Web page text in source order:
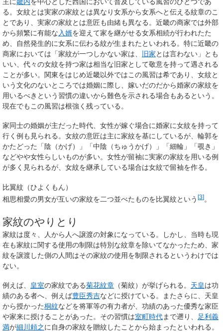
る。女紋とは実家の家紋とは異なり女系から女系へと伝える紋章のこ
とであり、実家の家紋とは意匠も由緒も異なる。近畿の商家では外部
から頻繁に有能な 入婿を迎えて家を継がせる女系相続が行われたた
め、自然発生的に女系に伝わる紋が生まれたといわれる。特に近畿の
商家においては「家紋が一つしかない家は、
旧家とは言わない」とも
いい、代々の女紋を持つ家は相当な旧家として敬意を持って遇される
ことが多い。関東をはじめ近畿以外ではこの風習は希であり、女紋と
いう文化のないところでは婚姻に際し、嫁いだのだから婚家の家紋を
用いるべきという習慣の違いから難色を示される場合もあるという。
現在でもこの風習は根強く残っている。
家同士の婚姻が主だった時代、女性が嫁ぐ場合に婚家に女紋を持って
行く例も見られる。女紋の意匠は主に家紋を基にしているが、輪郭を
かたどった「陰（かげ）」「中陰（ちゅうかげ）」「細輪」「覗き」
などやや女性らしいものが多い。女性が留袖に実家の家紋を用いる例
が多く見られるが、女紋を継承している場合は女紋で留袖を作る。
比翼紋（ひよくもん）
相思相愛の男女が互いの家紋を二つ並べたものを比翼紋という [3]。
家紋のやりとり
家紋は度々、人から人へ譲渡の対象になっている。しかし、当時も現
在も家紋に関する使用の制限は特別な紋章を除いてなかったため、家
紋を譲渡した側の人間はその家紋の使用を制限されるというわけでは
ない。
例えば、 皇室の家紋である菊花紋章 （菊紋）が挙げられる。 天皇は功
績のある者へ、例えば豊臣秀吉などに授けている。またさらに、天皇
から授かった桐紋などを将軍等の有力者が、功績のあった優秀な家臣
や家来に授けることがあった。その習慣は室町時代まで遡り、 足利義
満が細川頼之に自身の家紋を贈紋したことから始まったといわれる。